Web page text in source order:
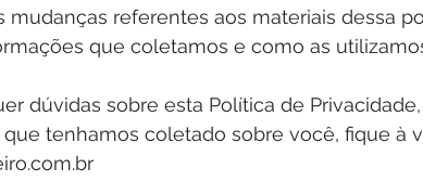
mudanças referentes aos materiais dessa
que coletamos e como as
dúvidas sobre esta Política de
tenhamos coletado sobre você, fique à